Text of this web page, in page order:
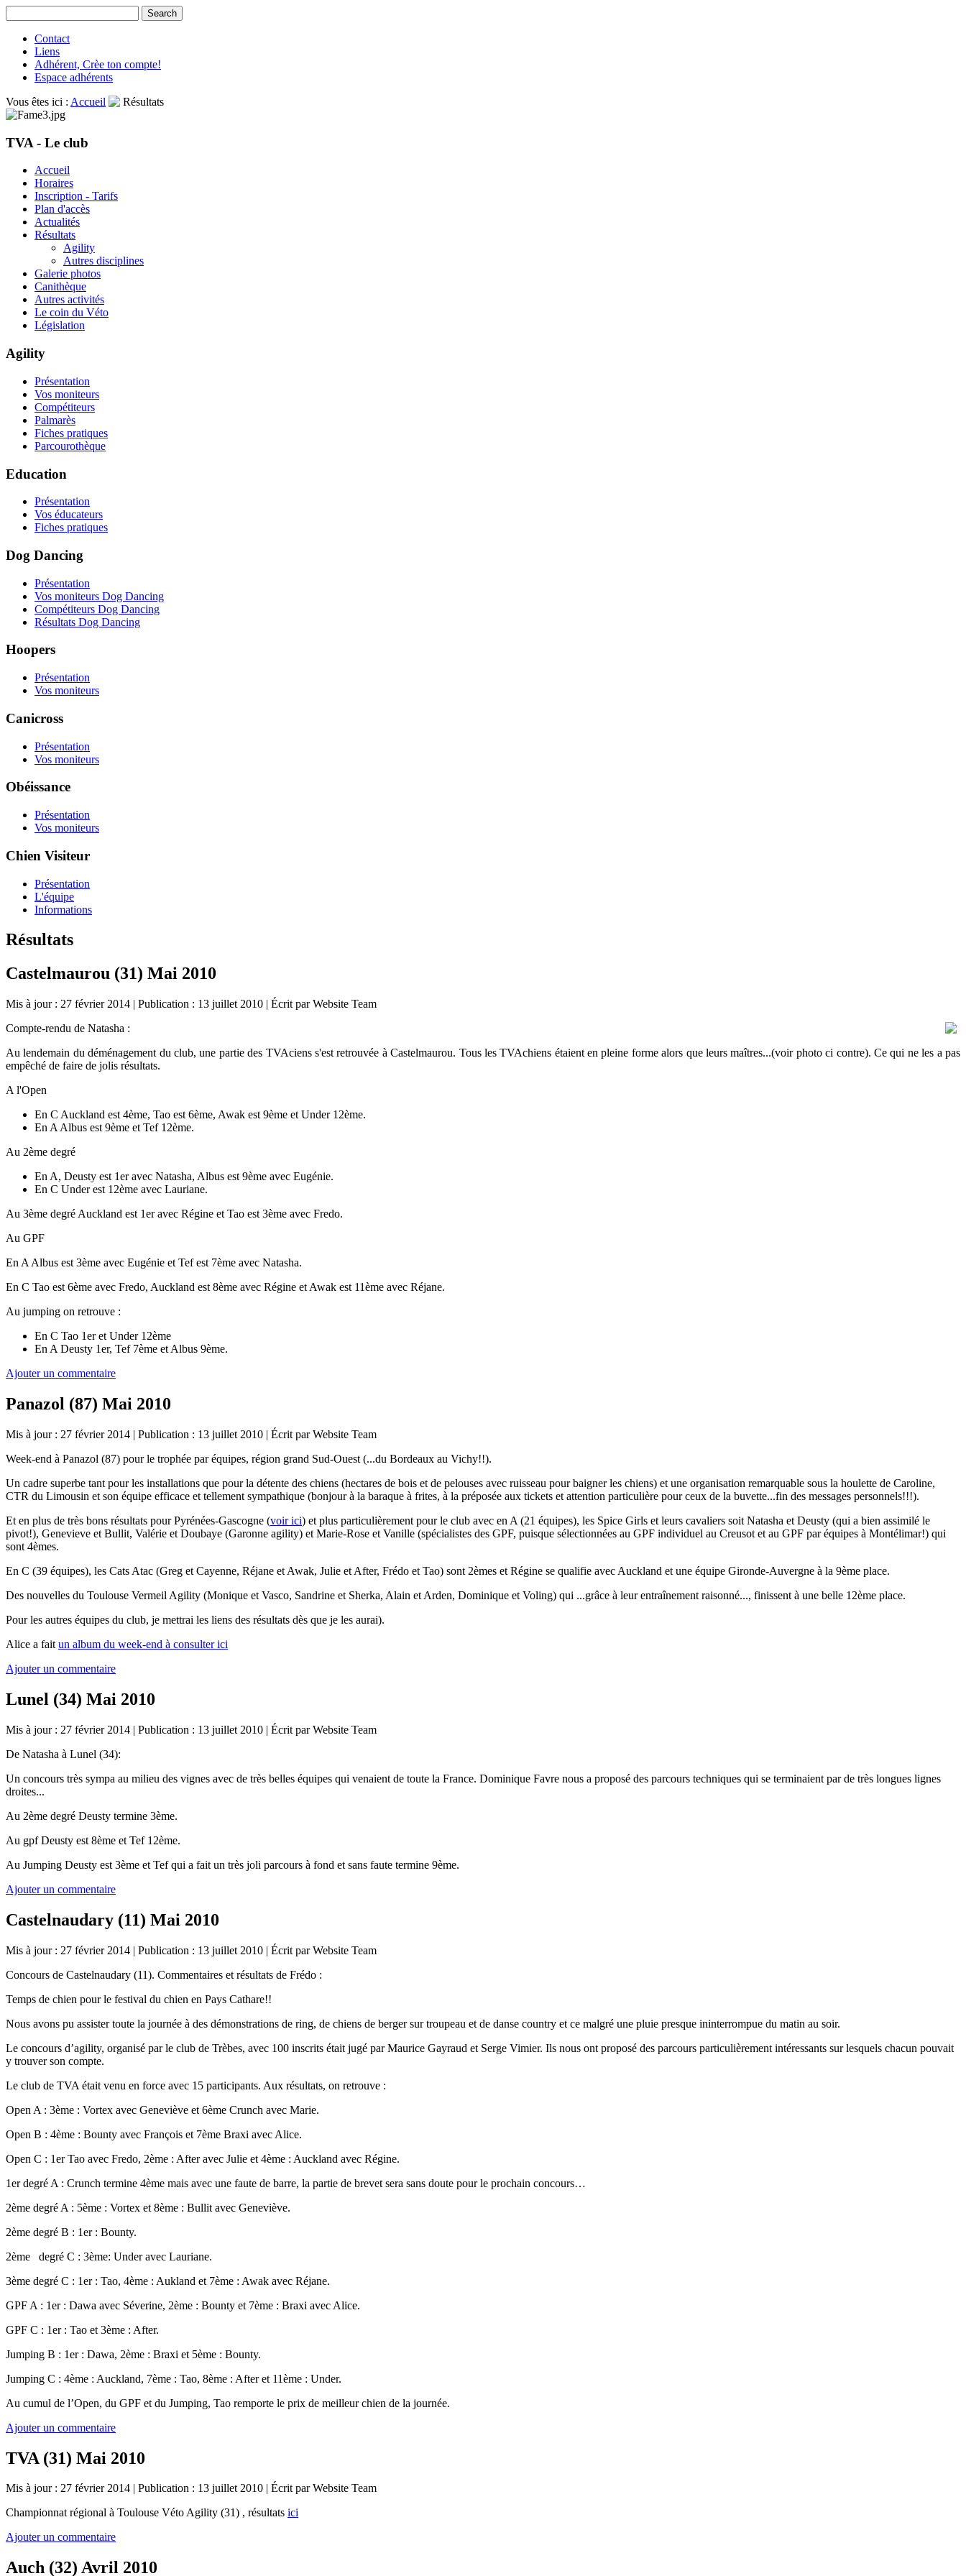
Contact
Liens
Adhérent, Crèe ton compte!
Espace adhérents
Vous êtes ici : Accueil Résultats
TVA - Le club
Accueil
Horaires
Inscription - Tarifs
Plan d'accès
Actualités
Résultats
Agility
Autres disciplines
Galerie photos
Canithèque
Autres activités
Le coin du Véto
Législation
Agility
Présentation
Vos moniteurs
Compétiteurs
Palmarès
Fiches pratiques
Parcourothèque
Education
Présentation
Vos éducateurs
Fiches pratiques
Dog Dancing
Présentation
Vos moniteurs Dog Dancing
Compétiteurs Dog Dancing
Résultats Dog Dancing
Hoopers
Présentation
Vos moniteurs
Canicross
Présentation
Vos moniteurs
Obéissance
Présentation
Vos moniteurs
Chien Visiteur
Présentation
L'équipe
Informations
Résultats
Castelmaurou (31) Mai 2010
Mis à jour : 27 février 2014 | Publication : 13 juillet 2010 | Écrit par Website Team
Compte-rendu de Natasha :
Au lendemain du déménagement du club, une partie des TVAciens s'est retrouvée à Castelmaurou. Tous les TVAchiens étaient en pleine forme alors que leurs maîtres...(voir photo ci contre). Ce qui ne les a pas
empêché de faire de jolis résultats.
A l'Open
En C Auckland est 4ème, Tao est 6ème, Awak est 9ème et Under 12ème.
En A Albus est 9ème et Tef 12ème.
Au 2ème degré
En A, Deusty est 1er avec Natasha, Albus est 9ème avec Eugénie.
En C Under est 12ème avec Lauriane.
Au 3ème degré Auckland est 1er avec Régine et Tao est 3ème avec Fredo.
Au GPF
En A Albus est 3ème avec Eugénie et Tef est 7ème avec Natasha.
En C Tao est 6ème avec Fredo, Auckland est 8ème avec Régine et Awak est 11ème avec Réjane.
Au jumping on retrouve :
En C Tao 1er et Under 12ème
En A Deusty 1er, Tef 7ème et Albus 9ème.
Ajouter un commentaire
Panazol (87) Mai 2010
Mis à jour : 27 février 2014 | Publication : 13 juillet 2010 | Écrit par Website Team
Week-end à Panazol (87) pour le trophée par équipes, région grand Sud-Ouest (...du Bordeaux au Vichy!!).
Un cadre superbe tant pour les installations que pour la détente des chiens (hectares de bois et de pelouses avec ruisseau pour baigner les chiens) et une organisation remarquable sous la houlette de Caroline,
CTR du Limousin et son équipe efficace et tellement sympathique (bonjour à la baraque à frites, à la préposée aux tickets et attention particulière pour ceux de la buvette...fin des messages personnels!!!).
Et en plus de très bons résultats pour Pyrénées-Gascogne (voir ici) et plus particulièrement pour le club avec en A (21 équipes), les Spice Girls et leurs cavaliers soit Natasha et Deusty (qui a bien assimilé le
pivot!), Genevieve et Bullit, Valérie et Doubaye (Garonne agility) et Marie-Rose et Vanille (spécialistes des GPF, puisque sélectionnées au GPF individuel au Creusot et au GPF par équipes à Montélimar!) qui
sont 4èmes.
En C (39 équipes), les Cats Atac (Greg et Cayenne, Réjane et Awak, Julie et After, Frédo et Tao) sont 2èmes et Régine se qualifie avec Auckland et une équipe Gironde-Auvergne à la 9ème place.
Des nouvelles du Toulouse Vermeil Agility (Monique et Vasco, Sandrine et Sherka, Alain et Arden, Dominique et Voling) qui ...grâce à leur entraînement raisonné..., finissent à une belle 12ème place.
Pour les autres équipes du club, je mettrai les liens des résultats dès que je les aurai).
Alice a fait un album du week-end à consulter ici
Ajouter un commentaire
Lunel (34) Mai 2010
Mis à jour : 27 février 2014 | Publication : 13 juillet 2010 | Écrit par Website Team
De Natasha à Lunel (34):
Un concours très sympa au milieu des vignes avec de très belles équipes qui venaient de toute la France. Dominique Favre nous a proposé des parcours techniques qui se terminaient par de très longues lignes
droites...
Au 2ème degré Deusty termine 3ème.
Au gpf Deusty est 8ème et Tef 12ème.
Au Jumping Deusty est 3ème et Tef qui a fait un très joli parcours à fond et sans faute termine 9ème.
Ajouter un commentaire
Castelnaudary (11) Mai 2010
Mis à jour : 27 février 2014 | Publication : 13 juillet 2010 | Écrit par Website Team
Concours de Castelnaudary (11). Commentaires et résultats de Frédo :
Temps de chien pour le festival du chien en Pays Cathare!!
Nous avons pu assister toute la journée à des démonstrations de ring, de chiens de berger sur troupeau et de danse country et ce malgré une pluie presque ininterrompue du matin au soir.
Le concours d’agility, organisé par le club de Trèbes, avec 100 inscrits était jugé par Maurice Gayraud et Serge Vimier. Ils nous ont proposé des parcours particulièrement intéressants sur lesquels chacun pouvait
y trouver son compte.
Le club de TVA était venu en force avec 15 participants. Aux résultats, on retrouve :
Open A : 3ème : Vortex avec Geneviève et 6ème Crunch avec Marie.
Open B : 4ème : Bounty avec François et 7ème Braxi avec Alice.
Open C : 1er Tao avec Fredo, 2ème : After avec Julie et 4ème : Auckland avec Régine.
1er degré A : Crunch termine 4ème mais avec une faute de barre, la partie de brevet sera sans doute pour le prochain concours…
2ème degré A : 5ème : Vortex et 8ème : Bullit avec Geneviève.
2ème degré B : 1er : Bounty.
2ème degré C : 3ème: Under avec Lauriane.
3ème degré C : 1er : Tao, 4ème : Aukland et 7ème : Awak avec Réjane.
GPF A : 1er : Dawa avec Séverine, 2ème : Bounty et 7ème : Braxi avec Alice.
GPF C : 1er : Tao et 3ème : After.
Jumping B : 1er : Dawa, 2ème : Braxi et 5ème : Bounty.
Jumping C : 4ème : Auckland, 7ème : Tao, 8ème : After et 11ème : Under.
Au cumul de l’Open, du GPF et du Jumping, Tao remporte le prix de meilleur chien de la journée.
Ajouter un commentaire
TVA (31) Mai 2010
Mis à jour : 27 février 2014 Publication : 13 juillet 2010
Écrit par Website Team
Championnat régional à Toulouse Véto Agility (31) , résultats ici
Ajouter un commentaire
Auch (32) Avril 2010